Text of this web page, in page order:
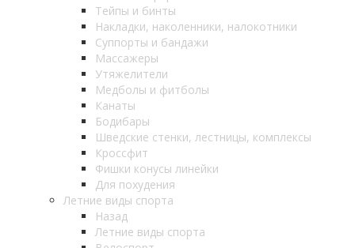
Тейпы и бинты
Накладки, наколенники, налокотники
Суппорты и бандажи
Массажеры
Утяжелители
Медболы и фитболы
Канаты
Бодибары
Шведские стенки, лестницы, комплексы
Кроссфит
Фишки конусы линейки
Для похудения
Летние виды спорта
Назад
Летние виды спорта